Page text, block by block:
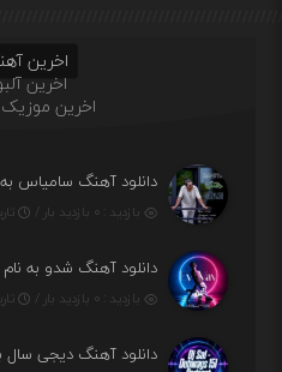
اخرین
اخرین
اخرین موزیک
دانلود آهنگ سامیاس به
بازدید : ۰ بازدید بار /
دانلود آهنگ شدو به
بازدید : ۰ بازدید بار /
دانلود آهنگ دیجی سال به